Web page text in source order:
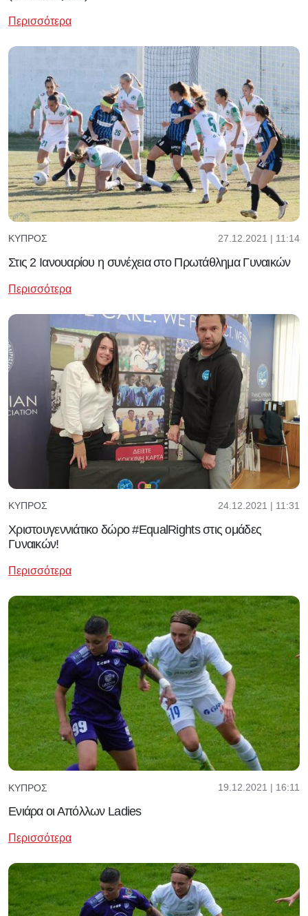
Περισσότερα
ΚΎΠΡΟΣ 27.12.2021 | 11:14
Στις 2 Ιανουαρίου η συνέχεια στο Πρωτάθλημα Γυναικών
Περισσότερα
ΚΎΠΡΟΣ 24.12.2021 | 11:31
Χριστουγεννιάτικο δώρο #EqualRights στις ομάδες
Γυναικών!
Περισσότερα
ΚΎΠΡΟΣ 19.12.2021 | 16:11
Ενιάρα οι Απόλλων Ladies
Περισσότερα